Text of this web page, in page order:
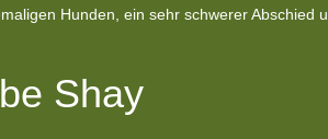
Hunden, ein sehr schwerer Abschied
Shay